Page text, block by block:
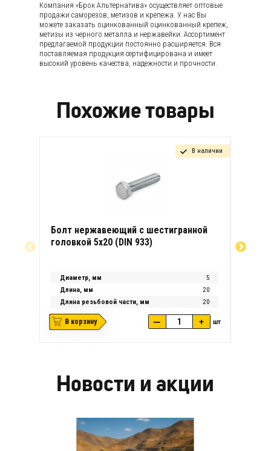
Компания «Брок Альтернатива» осуществляет оптовые
продажи саморезов, метизов и крепежа. У нас Вы
можете заказать оцинкованный оцинкованный крепеж,
метизы из черного металла и нержавейки. Ассортимент
предлагаемой продукции постоянно расширяется. Вся
поставляемая продукция сертифицирована и имеет
высокий уровень качества, надежности и прочности.
Похожие товары
В наличии
Болт нержавеющий с шестигранной
головкой 5х20 (DIN 933)
Диаметр, мм
5
Длина, мм
20
Длина резьбовой части, мм
20
В корзину — + шт
Новости и акции